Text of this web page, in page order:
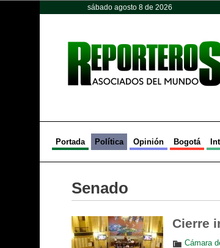
sábado agosto 8 de 2026
Portada Política Opinión Bogotá
Senado
Cierre
Cámara
Opinión Política